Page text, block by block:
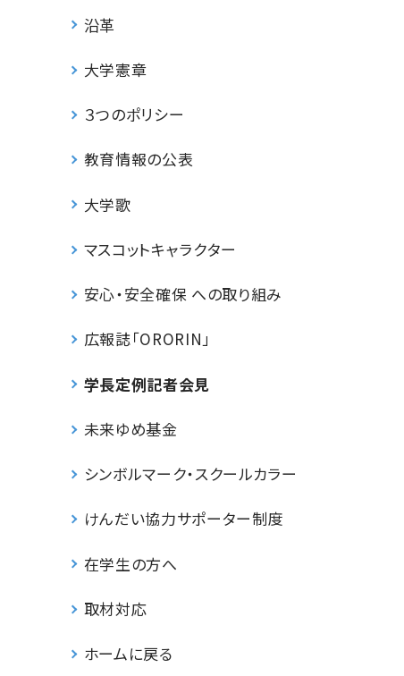
沿革
大学憲章
３つのポリシー
教育情報の公表
大学歌
マスコットキャラクター
安心・安全確保 への取り組み
広報誌「ORORIN」
学長定例記者会見
未来ゆめ基金
シンボルマーク・スクールカラー
けんだい協力サポーター制度
在学生の方へ
取材対応
ホームに戻る